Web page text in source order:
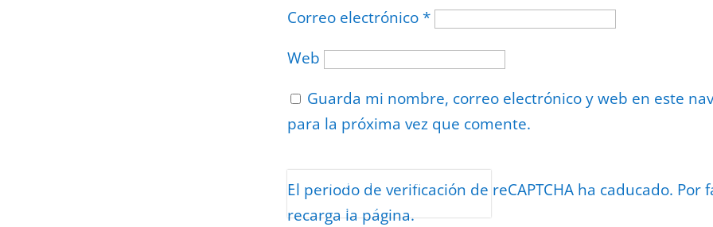
Correo electrónico *
Web
Guarda mi nombre, correo electrónico y web en este
para la próxima vez que comente.
El periodo de verificación de reCAPTCHA ha caducado. Por
recarga la página.
Protegidos por reCAPTCHA
Términos